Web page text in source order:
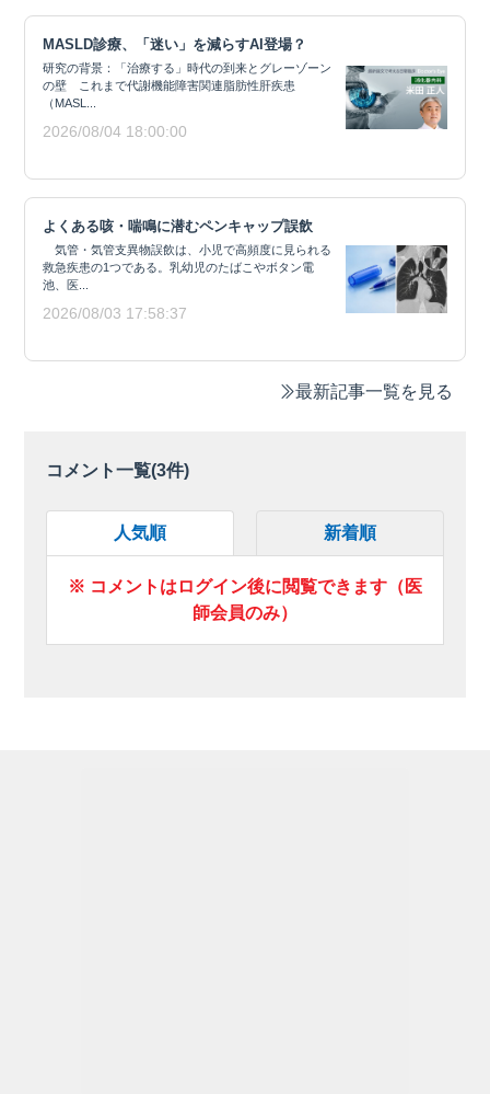
MASLD診療、「迷い」を減らすAI登場？
研究の背景：「治療する」時代の到来とグレーゾーン
の壁 これまで代謝機能障害関連脂肪性肝疾患
（MASL...
2026/08/04 18:00:00
よくある咳・喘鳴に潜むペンキャップ誤飲
気管・気管支異物誤飲は、小児で高頻度に見られる
救急疾患の1つである。乳幼児のたばこやボタン電
池、医...
2026/08/03 17:58:37
最新記事一覧を見る
コメント一覧(3件)
人気順 新着順
※ コメントはログイン後に閲覧できます（医
師会員のみ）